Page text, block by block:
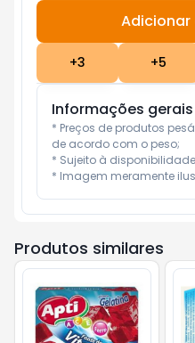
Adicionar
+3 +5
Informações gerais
* Preços de produtos
de acordo com o peso;
* Sujeito à
* Imagem meramente
Produtos similares